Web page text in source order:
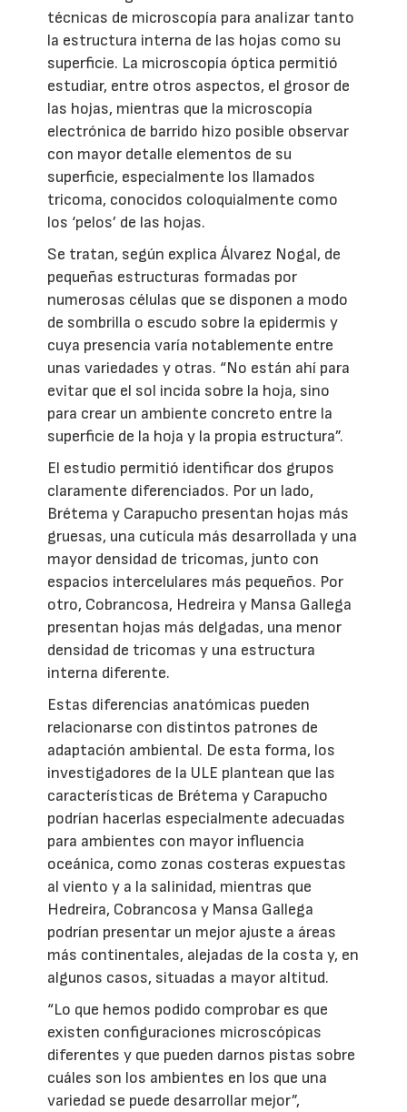
técnicas de microscopía para analizar tanto
la estructura interna de las hojas como su
superficie. La microscopía óptica permitió
estudiar, entre otros aspectos, el grosor de
las hojas, mientras que la microscopía
electrónica de barrido hizo posible observar
con mayor detalle elementos de su
superficie, especialmente los llamados
tricoma, conocidos coloquialmente como
los ‘pelos’ de las hojas.
Se tratan, según explica Álvarez Nogal, de
pequeñas estructuras formadas por
numerosas células que se disponen a modo
de sombrilla o escudo sobre la epidermis y
cuya presencia varía notablemente entre
unas variedades y otras. “No están ahí para
evitar que el sol incida sobre la hoja, sino
para crear un ambiente concreto entre la
superficie de la hoja y la propia estructura”.
El estudio permitió identificar dos grupos
claramente diferenciados. Por un lado,
Brétema y Carapucho presentan hojas más
gruesas, una cutícula más desarrollada y una
mayor densidad de tricomas, junto con
espacios intercelulares más pequeños. Por
otro, Cobrancosa, Hedreira y Mansa Gallega
presentan hojas más delgadas, una menor
densidad de tricomas y una estructura
interna diferente.
Estas diferencias anatómicas pueden
relacionarse con distintos patrones de
adaptación ambiental. De esta forma, los
investigadores de la ULE plantean que las
características de Brétema y Carapucho
podrían hacerlas especialmente adecuadas
para ambientes con mayor influencia
oceánica, como zonas costeras expuestas
al viento y a la salinidad, mientras que
Hedreira, Cobrancosa y Mansa Gallega
podrían presentar un mejor ajuste a áreas
más continentales, alejadas de la costa y, en
algunos casos, situadas a mayor altitud.
“Lo que hemos podido comprobar es que
existen configuraciones microscópicas
diferentes y que pueden darnos pistas sobre
cuáles son los ambientes en los que una
variedad se puede desarrollar mejor”,